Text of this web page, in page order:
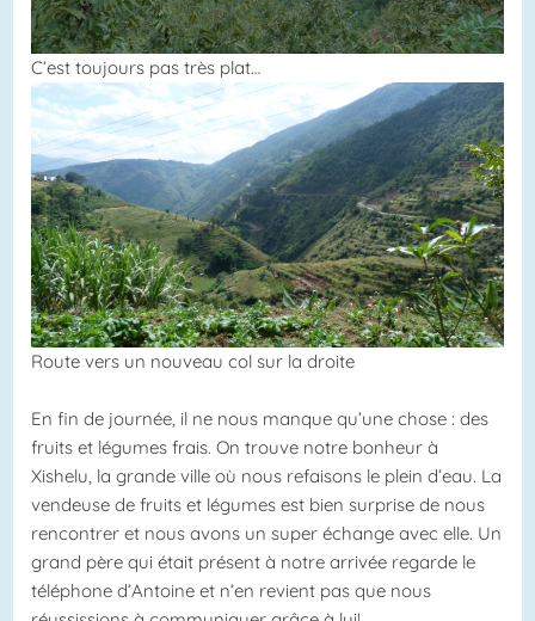
C’est toujours pas très plat…
Route vers un nouveau col sur la droite
En fin de journée, il ne nous manque qu’une chose : des
fruits et légumes frais. On trouve notre bonheur à
Xishelu, la grande ville où nous refaisons le plein d’eau. La
vendeuse de fruits et légumes est bien surprise de nous
rencontrer et nous avons un super échange avec elle. Un
grand père qui était présent à notre arrivée regarde le
téléphone d’Antoine et n’en revient pas que nous